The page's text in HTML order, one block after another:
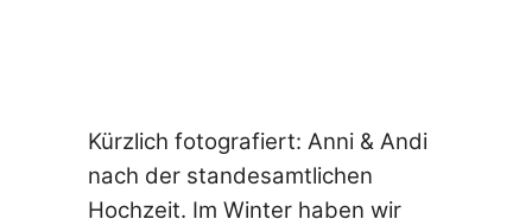
Kürzlich fotografiert: Anni & Andi
nach der standesamtlichen
Hochzeit. Im Winter haben wir